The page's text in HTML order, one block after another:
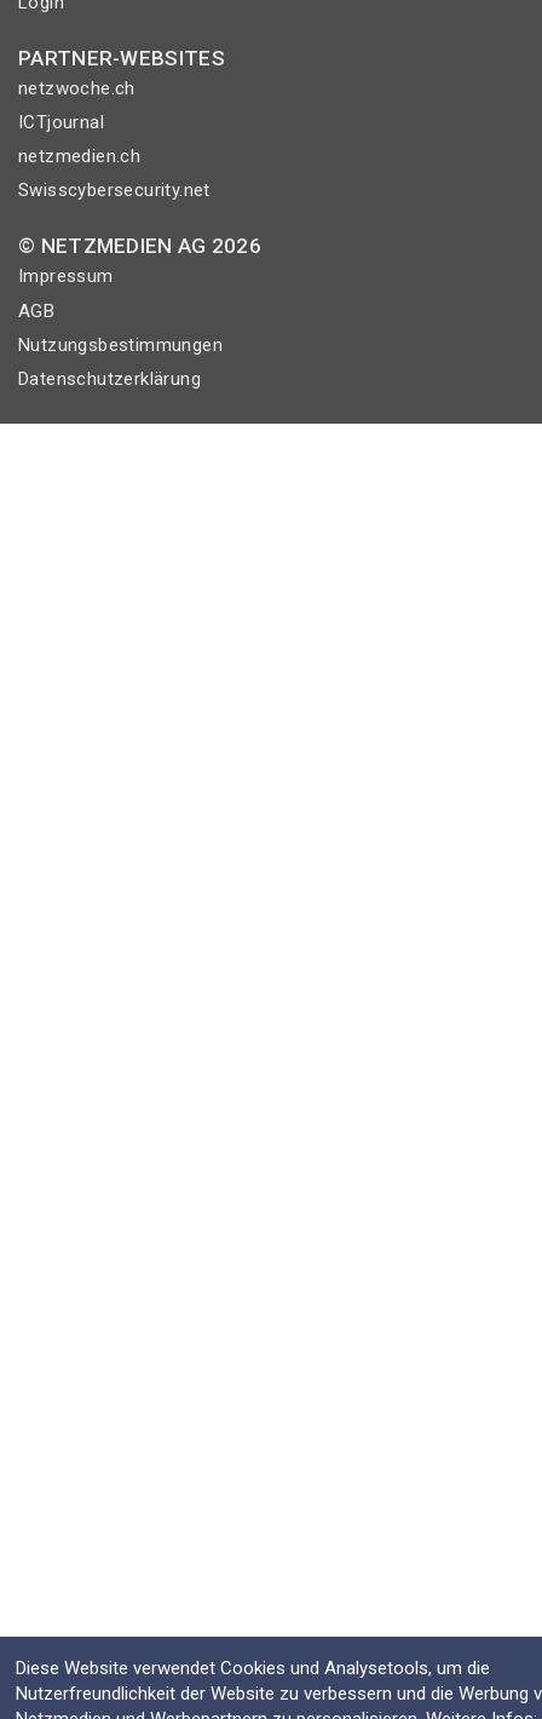
PARTNER-WEBSITES
netzwoche.ch
ICTjournal
netzmedien.ch
Swisscybersecurity.net
© NETZMEDIEN AG 2026
Impressum
AGB
Nutzungsbestimmungen
Datenschutzerklärung
Diese Website verwendet Cookies und Analysetools, um die
Nutzerfreundlichkeit der Website zu verbessern und die Werbung